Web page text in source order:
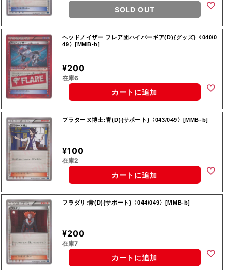
SOLD OUT
ヘッドノイザー フレア団ハイパーギア(D){グッズ}〈040/0
49〉[MMB-b]
¥200
在庫6
カートに追加
プラターヌ博士:青(D){サポート}〈043/049〉[MMB-b]
¥100
在庫2
カートに追加
フラダリ:青(D){サポート}〈044/049〉[MMB-b]
¥200
在庫7
カートに追加